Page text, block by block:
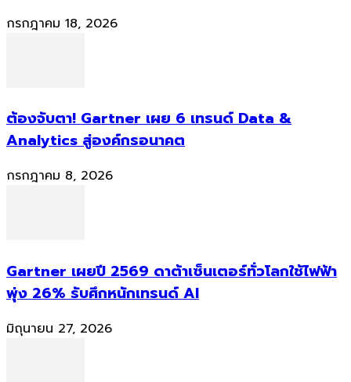
กรกฎาคม 18, 2026
ต้องจับตา! Gartner เผย 6 เทรนด์ Data &
Analytics สู่องค์กรอนาคต
กรกฎาคม 8, 2026
Gartner เผยปี 2569 ดาต้าเซ็นเตอร์ทั่วโลกใช้ไฟฟ้า
พุ่ง 26% รับศึกหนักเทรนด์ AI
มิถุนายน 27, 2026